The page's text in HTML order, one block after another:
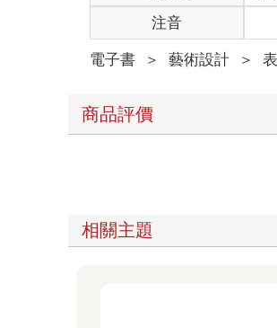
注音
電子書 ＞ 藝術設計 ＞
商品評價
相關主題